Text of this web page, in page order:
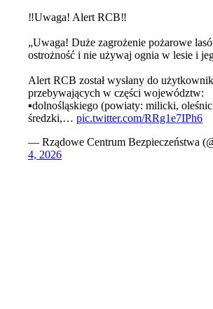
‼️Uwaga! Alert RCB‼️
„Uwaga! Duże zagrożenie pożarowe
ostrożność i nie używaj ognia w lesie i
Alert RCB został wysłany do
przebywających w części województw:
▪️dolnośląskiego (powiaty: milicki,
średzki,… pic.twitter.com/RRg1e7IPh6
— Rządowe Centrum Bezpieczeństwa
4, 2026